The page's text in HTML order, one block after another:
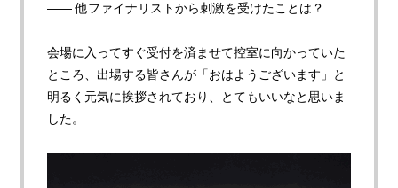
—— 他ファイナリストから刺激を受けたことは ？
会場に入ってすぐ受付を済ませて控室に向かっていた
ところ、出場する皆さんが「おはようございます」と
明るく元気に挨拶されており、とてもいいなと思いま
した。